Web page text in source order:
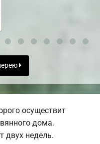
осуществит
дома.
двух недель.